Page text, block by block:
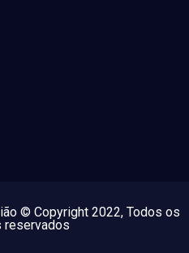
© Copyright 2022, Todos os
reservados